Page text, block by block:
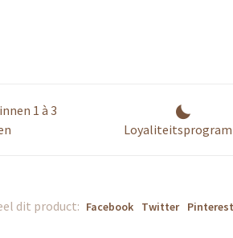
1 à 3
dit product: Facebook Twitter Pinterest